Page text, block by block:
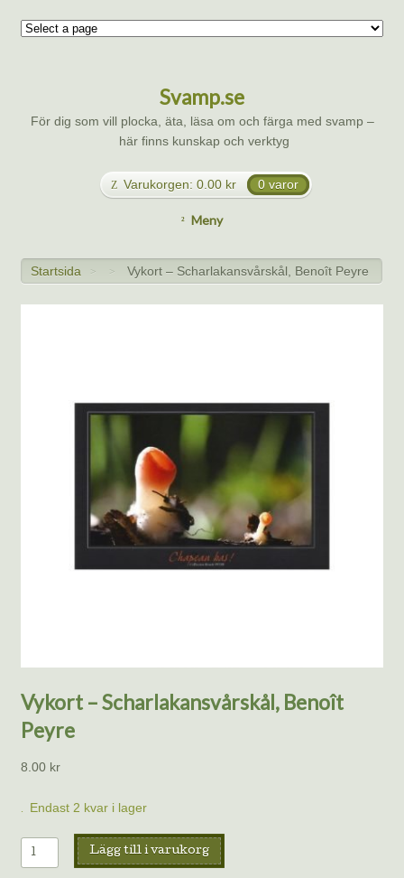
Svamp.se
För dig som vill plocka, äta, läsa om och färga med svamp –
här finns kunskap och verktyg
Varukorgen: 0.00 kr 0 varor
Meny
Startsida > > Vykort – Scharlakansvårskål, Benoît Peyre
Vykort – Scharlakansvårskål, Benoît
Peyre
8.00 kr
Endast 2 kvar i lager
Vykort
–
Lägg till i varukorg